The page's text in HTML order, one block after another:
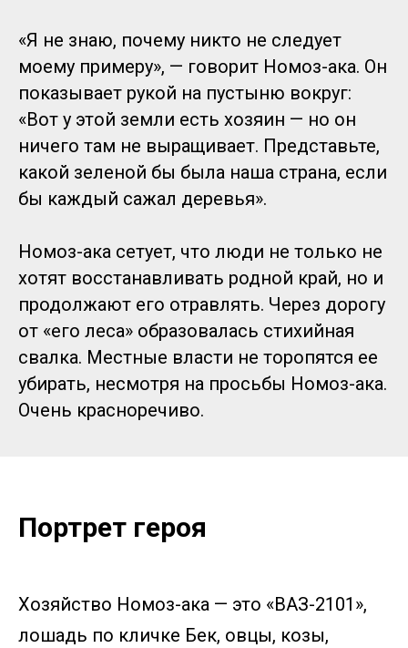
«Я не знаю, почему никто не следует
моему примеру», — говорит Номоз-ака. Он
показывает рукой на пустыню вокруг:
«Вот у этой земли есть хозяин — но он
ничего там не выращивает. Представьте,
какой зеленой бы была наша страна, если
бы каждый сажал деревья».
Номоз-ака сетует, что люди не только не
хотят восстанавливать родной край, но и
продолжают его отравлять. Через дорогу
от «его леса» образовалась стихийная
свалка. Местные власти не торопятся ее
убирать, несмотря на просьбы Номоз-ака.
Очень красноречиво.
Портрет героя
Хозяйство Номоз-ака — это «ВАЗ-2101»,
лошадь по кличке Бек, овцы, козы,